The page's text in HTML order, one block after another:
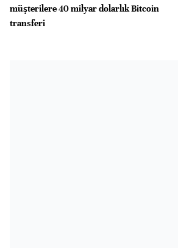
müşterilere 40 milyar dolarlık Bitcoin
transferi